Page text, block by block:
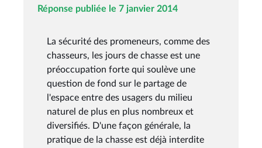
Réponse publiée le 7 janvier 2014
La sécurité des promeneurs, comme des
chasseurs, les jours de chasse est une
préoccupation forte qui soulève une
question de fond sur le partage de
l'espace entre des usagers du milieu
naturel de plus en plus nombreux et
diversifiés. D'une façon générale, la
pratique de la chasse est déjà interdite